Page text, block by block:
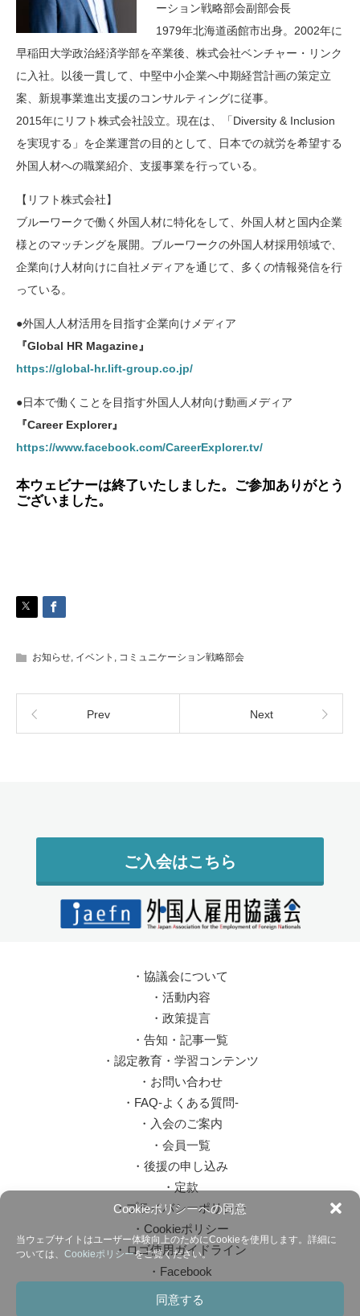
Cookieポリシーへの同意
当ウェブサイトはユーザー体験向上のためにCookieを使用します。詳細に
ついては、 Cookieポリシーをご覧ください。
同意する
ーション戦略部会副部会長
1979年北海道函館市出身。2002年に
早稲田大学政治経済学部を卒業後、株式会社ベンチャー・リンク
に入社。以後一貫して、中堅中小企業へ中期経営計画の策定立
案、新規事業進出支援のコンサルティングに従事。
2015年にリフト株式会社設立。現在は、「Diversity & Inclusion
を実現する」を企業運営の目的として、日本での就労を希望する
外国人材への職業紹介、支援事業を行っている。
【リフト株式会社】
ブルーワークで働く外国人材に特化をして、外国人材と国内企業
様とのマッチングを展開。ブルーワークの外国人材採用領域で、
企業向け人材向けに自社メディアを通じて、多くの情報発信を行
っている。
●外国人人材活用を目指す企業向けメディア
『Global HR Magazine』
https://global-hr.lift-group.co.jp/
●日本で働くことを目指す外国人人材向け動画メディア
『Career Explorer』
https://www.facebook.com/CareerExplorer.tv/
本ウェビナーは終了いたしました。ご参加ありがとう
ございました。
お知らせ イベント コミュニケーション戦略部会
Prev Next
ご入会はこちら
・ 協議会について
・ 活動内容
・ 政策提言
・ 告知・記事一覧
・ 認定教育・学習コンテンツ
・ お問い合わせ
・ FAQ-よくある質問-
・ 入会のご案内
・ 会員一覧
・ 後援の申し込み
・ 定款
・プライバシーポリシー
・ Cookieポリシー
・ロゴ使用ガイドライン
・ Facebook